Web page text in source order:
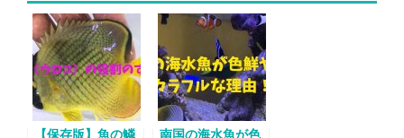
【保存版】魚の鱗
南国の海水魚が色